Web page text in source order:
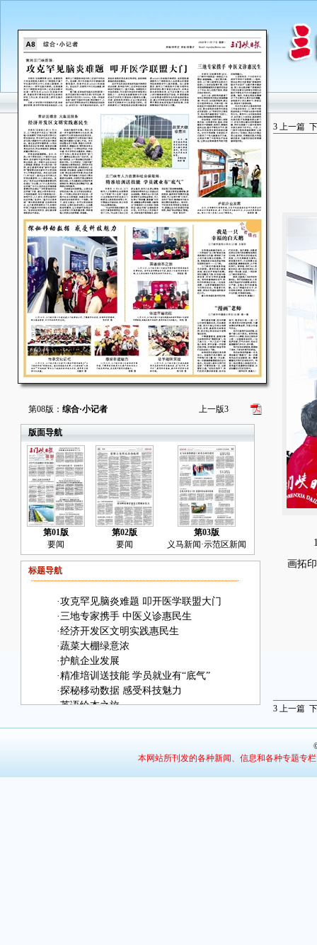
第08版： 综合·小记者 上一版3
版面导航
第01版
要闻
第02版
要闻
第03版
义马新闻·示范区新闻
标题导航
·攻克罕见脑炎难题 叩开医学联盟大门
·三地专家携手 中医义诊惠民生
·经济开发区文明实践惠民生
·蔬菜大棚绿意浓
·护航企业发展
·精准培训送技能 学员就业有“底气”
·探秘移动数据 感受科技魅力
·英语绘本之旅
·感受非遗魅力
3 上一篇
画拓
3 上一篇
本网站所刊发的各种新闻、信息和各种专题专